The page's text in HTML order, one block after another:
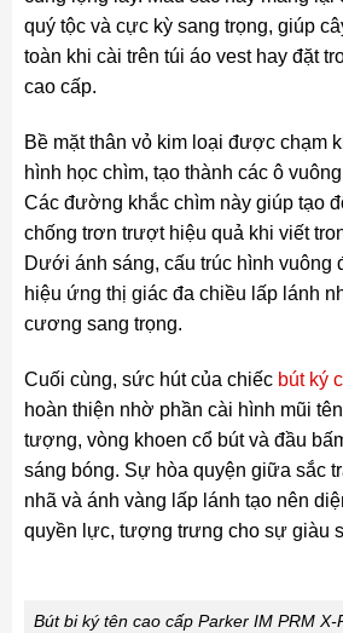
quý tộc và cực kỳ sang trọng, giúp
toàn khi cài trên túi áo vest hay đặt
cao cấp.
Bề mặt thân vỏ kim loại được chạm
hình học chìm, tạo thành các ô
Các đường khắc chìm này giúp tạo
chống trơn trượt hiệu quả khi viết
Dưới ánh sáng, cấu trúc hình vuông
hiệu ứng thị giác đa chiều lấp lánh
cương sang trọng.
Cuối cùng, sức hút của chiếc bút ký
hoàn thiện nhờ phần cài hình mũi
tượng, vòng khoen cổ bút và đầu
sáng bóng. Sự hòa quyện giữa sắc
nhã và ánh vàng lấp lánh tạo nên
quyền lực, tượng trưng cho sự giàu
Bút bi ký tên cao cấp Parker IM PRM